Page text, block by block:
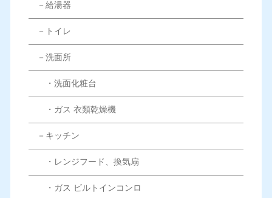
－給湯器
－トイレ
－洗面所
・洗面化粧台
・ガス 衣類乾燥機
－キッチン
・レンジフード、換気扇
・ガス ビルトインコンロ